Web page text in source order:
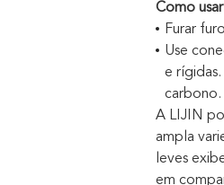
Como
Furar
Use
e
carbono.
A LIJIN
ampla
leves
em